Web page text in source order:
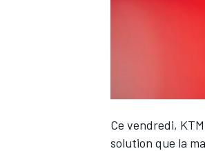
Ce vendredi,
solution que la